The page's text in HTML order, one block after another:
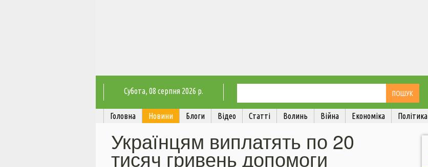
Субота, 08 серпня 2026 р.
Головна Новини Блоги Відео Статті Волинь Війна Економіка Політика
Українцям виплатять по 20
тисяч гривень допомоги